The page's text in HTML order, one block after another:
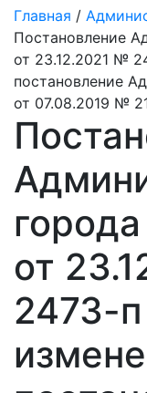
Главная /
Постановление
от 23.12.2021 №
постановление
от 07.08.2019 №
от
2473-